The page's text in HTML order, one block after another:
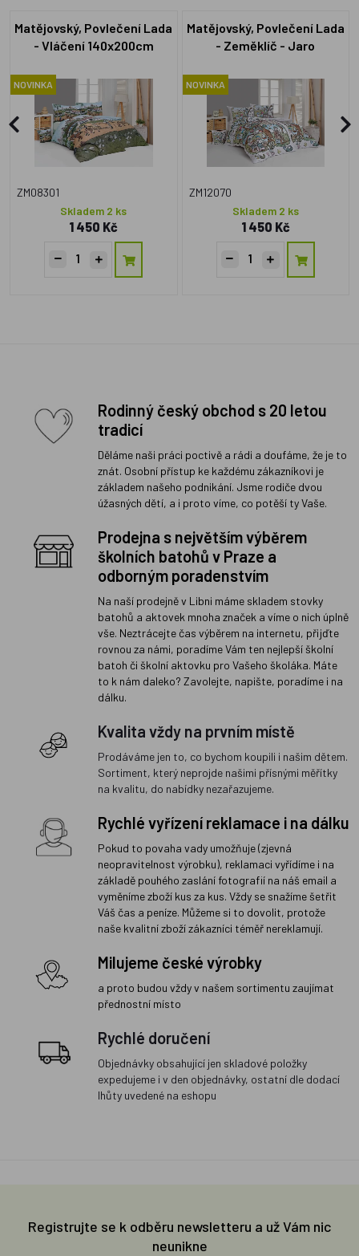
Matějovský, Povlečení Lada
- Vláčení 140x200cm
NOVINKA
ZM08301
Skladem 2 ks
1 450 Kč
Matějovský, Povlečení Lada
- Zeměklíč - Jaro
NOVINKA
ZM12070
Skladem 2 ks
1 450 Kč
Rodinný český obchod s 20 letou
tradicí
Děláme naši práci poctivě a rádi a doufáme, že je to
znát. Osobní přístup ke každému zákazníkovi je
základem našeho podnikání. Jsme rodiče dvou
úžasných dětí, a i proto víme, co potěší ty Vaše.
Prodejna s největším výběrem
školních batohů v Praze a
odborným poradenstvím
Na naší prodejně v Libni máme skladem stovky
batohů a aktovek mnoha značek a víme o nich úplně
vše. Neztrácejte čas výběrem na internetu, přijďte
rovnou za námi, poradíme Vám ten nejlepší školní
batoh či školní aktovku pro Vašeho školáka. Máte
to k nám daleko? Zavolejte, napište, poradíme i na
dálku.
Kvalita vždy na prvním místě
Prodáváme jen to, co bychom koupili i našim dětem.
Sortiment, který neprojde našimi přísnými měřítky
na kvalitu, do nabídky nezařazujeme.
Rychlé vyřízení reklamace i na dálku
Pokud to povaha vady umožňuje (zjevná
neopravitelnost výrobku), reklamaci vyřídíme i na
základě pouhého zaslání fotografií na náš email a
vyměníme zboží kus za kus. Vždy se snažíme šetřit
Váš čas a peníze. Můžeme si to dovolit, protože
naše kvalitní zboží zákazníci téměř nereklamují.
Milujeme české výrobky
a proto budou vždy v našem sortimentu zaujímat
přednostní místo
Rychlé doručení
Objednávky obsahující jen skladové položky
expedujeme i v den objednávky, ostatní dle dodací
lhůty uvedené na eshopu
Registrujte se k odběru newsletteru a už Vám nic
neunikne